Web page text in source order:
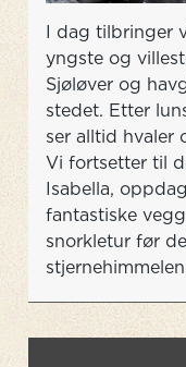
I dag tilbringer
yngste og
Sjøløver og
stedet. Etter
ser alltid hvaler
Vi fortsetter til
Isabella,
fantastiske
snorkletur før
stjernehimmelen.